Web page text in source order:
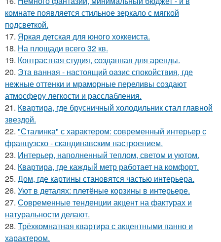
комнате появляется стильное зеркало с мягкой
подсветкой.
17. Яркая детская для юного хоккеиста.
18. На площади всего 32 кв.
19. Контрастная студия, созданная для аренды.
20. Эта ванная - настоящий оазис спокойствия, где
нежные оттенки и мраморные переливы создают
атмосферу легкости и расслабления.
21. Квартира, где брусничный холодильник стал главной
звездой.
22. "Сталинка" с характером: современный интерьер с
французско - скандинавским настроением.
23. Интерьер, наполненный теплом, светом и уютом.
24. Квартира, где каждый метр работает на комфорт.
25. Дом, где картины становятся частью интерьера.
26. Уют в деталях: плетёные корзины в интерьере.
27. Современные тенденции акцент на фактурах и
натуральности делают.
28. Трёхкомнатная квартира с акцентными панно и
характером.